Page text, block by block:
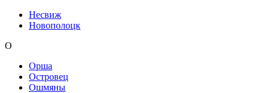
Несвиж
Новополоцк
О
Орша
Островец
Ошмяны